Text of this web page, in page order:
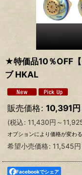
★特価品10％OFF
ブ HKAL
販売価格: 10,391円
(税込: 11,430円 ～
オプションにより価格が変わ
希望小売価格: 11,545円
Facebookでシェア